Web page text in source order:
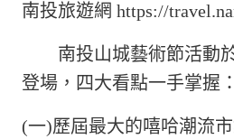
南投旅遊網 https://
南投山城藝術節活動於
登場，四大看點一手掌握：
(一)歷屆最大的嘻哈潮流